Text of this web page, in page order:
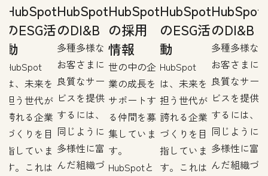
HubSpot
のESG活
動
HubSpot
は、未来を
担う世代が
誇れる企業
づくりを目
指していま
す。これは
HubSpot
のDI&B
多種多様な
お客さまに
良質なサー
ビスを提供
するには、
同じように
多様性に富
んだ組織づ
HubSpot
の採用
情報
世の中の企
業の成長を
サポートす
る仲間を募
集していま
す。
HubSpotと
HubSpot
のESG活
動
HubSpot
は、未来を
担う世代が
誇れる企業
づくりを目
指していま
す。これは
HubSpot
のDI&B
多種多様な
お客さまに
良質なサー
ビスを提供
するには、
同じように
多様性に富
んだ組織づ